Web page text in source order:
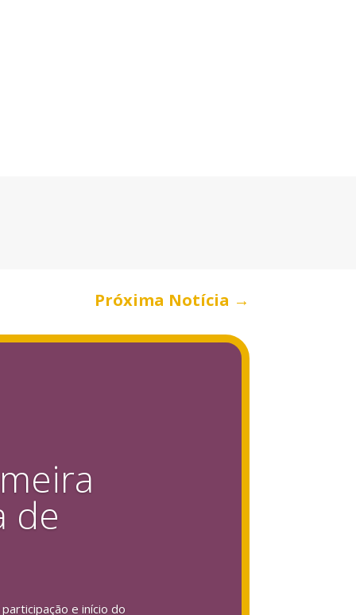
Próxima Notícia →
de
e início do